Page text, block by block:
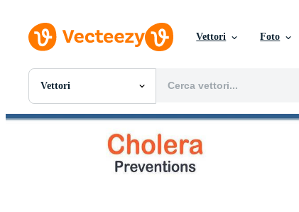
Vettori Foto
Vettori
Tutte Immagini
Foto